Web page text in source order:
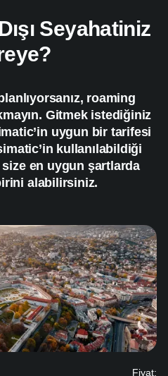
Seyahatiniz
roaming
Gitmek istediğiniz
uygun bir tarifesi
kullanılabildiği
en uygun şartlarda
alabilirsiniz.
Fiyat: